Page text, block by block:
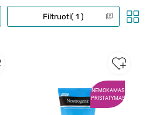
Filtruoti 1
NEMOKAMAS
PRISTATYMAS